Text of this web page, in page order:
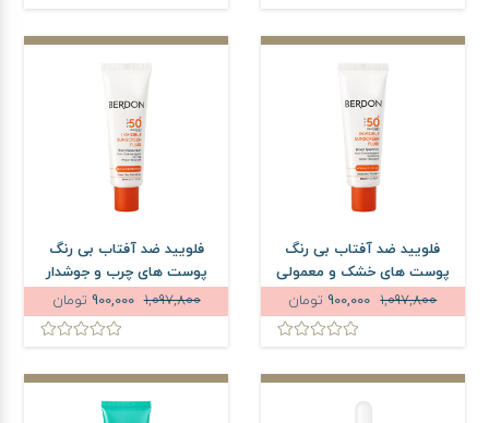
فلویید ضد آفتاب بی رنگ
پوست های خشک و معمولی
بردون SPF50 حجم 50 میلی
لیتر
1,097,800 تومان
فلویید ضد آفتاب بی رنگ
پوست های چرب و جوشدار
بردون SPF50 حجم 50 میلی
لیتر
1,097,800
900,000 تومان